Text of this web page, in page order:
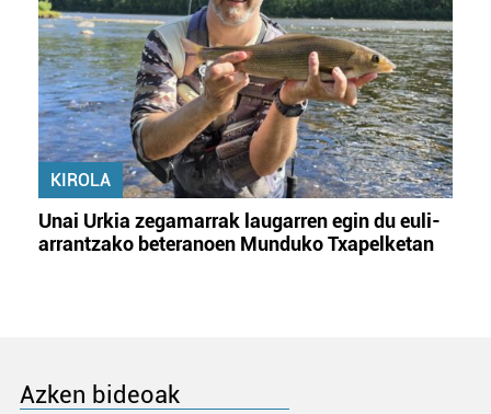
KIROLA
Unai Urkia zegamarrak laugarren egin du euli-
arrantzako beteranoen Munduko Txapelketan
Azken bideoak